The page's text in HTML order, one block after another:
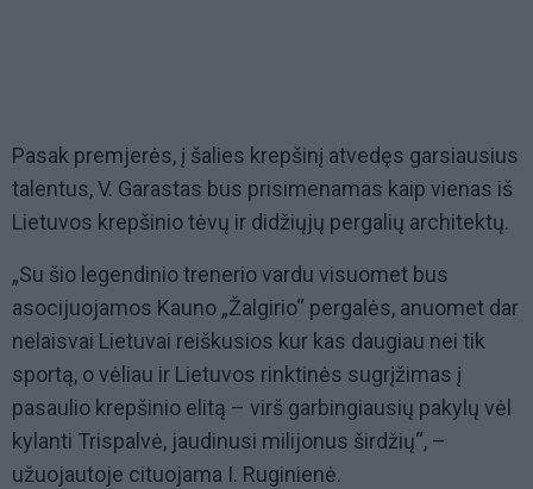
Pasak premjerės, į šalies krepšinį atvedęs garsiausius
talentus, V. Garastas bus prisimenamas kaip vienas iš
Lietuvos krepšinio tėvų ir didžiųjų pergalių architektų.
„Su šio legendinio trenerio vardu visuomet bus
asocijuojamos Kauno „Žalgirio“ pergalės, anuomet dar
nelaisvai Lietuvai reiškusios kur kas daugiau nei tik
sportą, o vėliau ir Lietuvos rinktinės sugrįžimas į
pasaulio krepšinio elitą – virš garbingiausių pakylų vėl
kylanti Trispalvė, jaudinusi milijonus širdžių“, –
užuojautoje cituojama I. Ruginienė.